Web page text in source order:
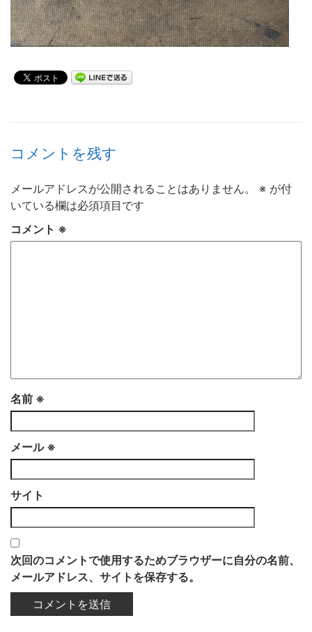
コメントを残す
メールアドレスが公開されることはありません。 ※ が付
いている欄は必須項目です
コメント ※
名前 ※
メール ※
サイト
次回のコメントで使用するためブラウザーに自分の名前、
メールアドレス、サイトを保存する。